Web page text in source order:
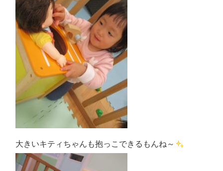
大きいキティちゃんも抱っこできるもんね～